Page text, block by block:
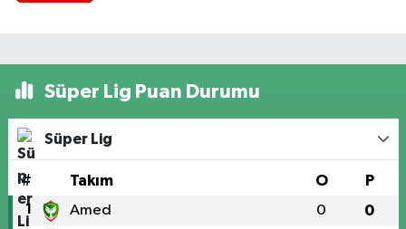
Süper Lig Puan Durumu
Süper Lig
# Takım O P
1 Amed 0 0